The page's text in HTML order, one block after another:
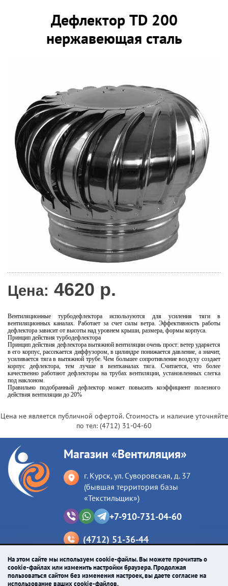
Дефлектор TD 200
нержавеющая сталь
Цена: 4620 р.
Вентиляционные турбодефлектора используются для усиления тяги в
вентиляционных каналах. Работает за счет силы ветра. Эффективность работы
дефлектора зависит от высоты над уровнем крыши, размера, формы корпуса.
Принцип действия турбодефлектора
Принцип действия дефлектора вытяжной вентиляции очень прост: ветер ударяется
в его корпус, рассекается диффузором, в цилиндре понижается давление, а значит,
усиливается тяга в вытяжной трубе. Чем большее сопротивление воздуху создает
корпус дефлектора, тем лучше в вентканалах тяга. Считается, что более
качественно работают дефлекторы на трубах вентиляции, установленных слегка
под наклоном.
Правильно подобранный дефлектор может повысить коэффициент полезного
действия вентиляции до 20%
Цена не является публичной офертой. Стоимость и наличие уточняйте
по тел: (4712) 31-04-60
Магазин «Вентиляция»
г. Курск, ул. Суворовская, д. 37
(бывшая территория базы
«Текстильщик»)
+7-910-731-04-60
(4712) 51-36-44
© 2015-2026
На этом сайте мы используем cookie-файлы. Вы можете прочитать о
cookie-файлах или изменить настройки браузера. Продолжая
пользоваться сайтом без изменения настроек, вы даете согласие на
использование ваших cookie-файлов.